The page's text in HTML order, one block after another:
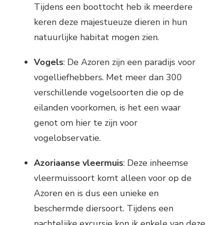
Tijdens een boottocht heb ik meerdere
keren deze majestueuze dieren in hun
natuurlijke habitat mogen zien.
Vogels: De Azoren zijn een paradijs voor
vogelliefhebbers. Met meer dan 300
verschillende vogelsoorten die op de
eilanden voorkomen, is het een waar
genot om hier te zijn voor
vogelobservatie.
Azoriaanse vleermuis: Deze inheemse
vleermuissoort komt alleen voor op de
Azoren en is dus een unieke en
beschermde diersoort. Tijdens een